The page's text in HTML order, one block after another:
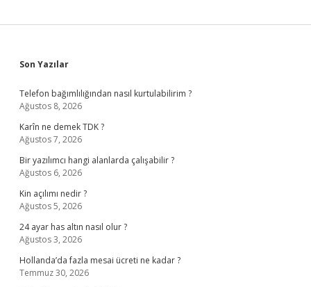
Sidebar
Son Yazılar
Telefon bağımlılığından nasıl kurtulabilirim ?
Ağustos 8, 2026
Karîn ne demek TDK ?
Ağustos 7, 2026
Bir yazılımcı hangi alanlarda çalışabilir ?
Ağustos 6, 2026
Kin açılımı nedir ?
Ağustos 5, 2026
24 ayar has altın nasıl olur ?
Ağustos 3, 2026
Hollanda’da fazla mesai ücreti ne kadar ?
Temmuz 30, 2026